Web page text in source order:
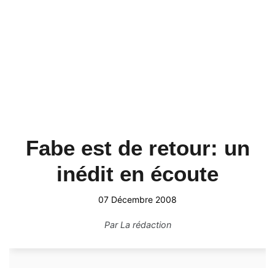
Fabe est de retour: un
inédit en écoute
07 Décembre 2008
ParLa rédaction